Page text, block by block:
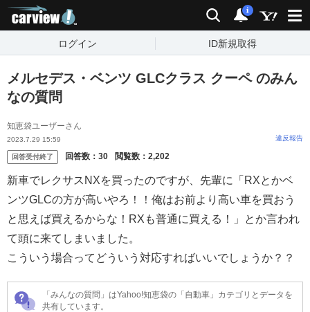
検索 通知
i
ログイン ID新規取得
メルセデス・ベンツ GLCクラス クーペ のみん
なの質問
知恵袋ユーザーさん
2023.7.29 15:59 違反報告
回答受付終了 回答数： 30 閲覧数： 2,202
新車でレクサスNXを買ったのですが、先輩に「RXとかベ
ンツGLCの方が高いやろ！！俺はお前より高い車を買おう
と思えば買えるからな！RXも普通に買える！」とか言われ
て頭に来てしまいました。
こういう場合ってどういう対応すればいいでしょうか？？
「みんなの質問」はYahoo!知恵袋の「自動車」カテゴリとデータを
共有しています。